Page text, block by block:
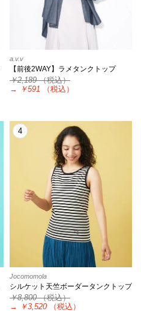
a.v.v
【前後2WAY】ラメタンクトップ
￥2,189（税込）
→
￥591 （税込）
4
Jocomomola
シルケット天竺ボーダータンクトップ
￥8,800（税込）
→
￥3,520 （税込）